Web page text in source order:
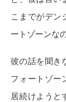
こまでがデン
ートゾーンな
彼の話を聞き
フォートゾー
居続けようと